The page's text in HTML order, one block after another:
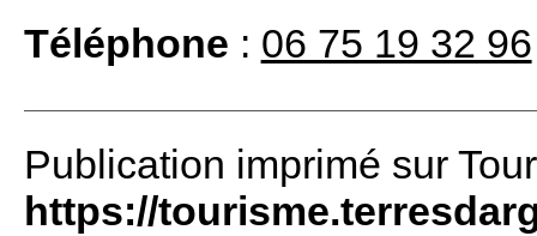
Téléphone : 06 75 19 32 96
Publication imprimé sur
https://